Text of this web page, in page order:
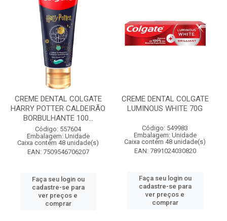
CREME DENTAL COLGATE
HARRY POTTER CALDEIRÃO
BORBULHANTE 100...
Código: 557604
Embalagem: Unidade
Caixa contém 48 unidade(s)
EAN: 7509546706207
Faça seu login ou
cadastre-se para
ver preços e
comprar
CREME DENTAL COLGATE
LUMINOUS WHITE 70G
Código: 549983
Embalagem: Unidade
Caixa contém 48 unidade(s)
EAN: 7891024030820
Faça seu login ou
cadastre-se para
ver preços e
comprar